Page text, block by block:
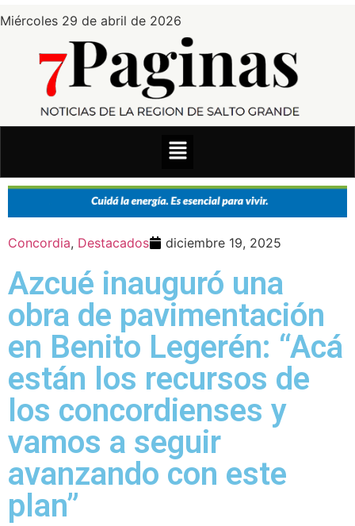
Miércoles 29 de abril de 2026
Concordia, Destacados diciembre 19, 2025
Azcué inauguró una
obra de pavimentación
en Benito Legerén: “Acá
están los recursos de
los concordienses y
vamos a seguir
avanzando con este
plan”